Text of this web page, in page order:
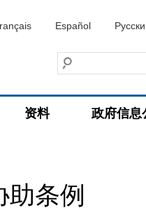
Español
资料 政府信息
条例